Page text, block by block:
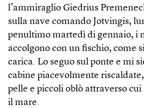
l’ammiraglio Giedrius
sulla nave comando Jotvingis,
penultimo martedì di gennaio, i
accolgono con un fischio, come
carica. Lo seguo sul ponte e mi
cabine piacevolmente
pelle e piccoli oblò attraverso cui
il mare.